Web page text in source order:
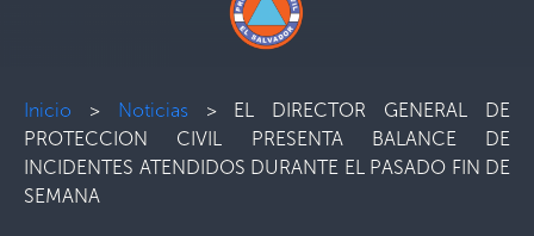
Inicio > Noticias> EL DIRECTOR GENERAL DE
PROTECCION CIVIL PRESENTA BALANCE DE
INCIDENTES ATENDIDOS DURANTE EL PASADO FIN DE
SEMANA